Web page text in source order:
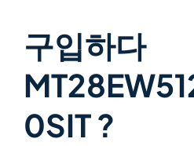
구입하다
0SIT ?